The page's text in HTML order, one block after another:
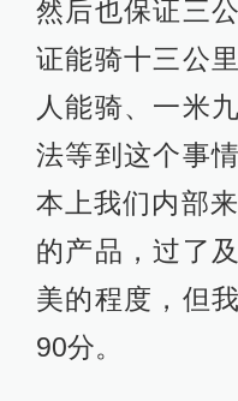
然后也保证三
证能骑十三公
人能骑、一米
法等到这个事
本上我们内部
的产品，过了
美的程度，但
90分。